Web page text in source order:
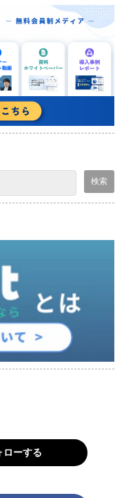
ローする